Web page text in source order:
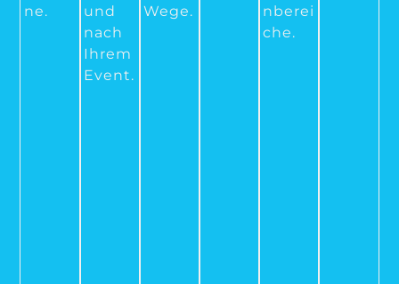
ne.
und
nach
Ihrem
Event.
Wege.
nberei
che.